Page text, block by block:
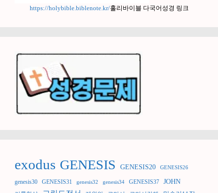
https://holybible.biblenote.kr/홀리바이블 다국어성경 링크
exodus GENESIS GENESIS20 GENESIS26
genesis30 GENESIS31 genesis32 genesis34 GENESIS37 JOHN